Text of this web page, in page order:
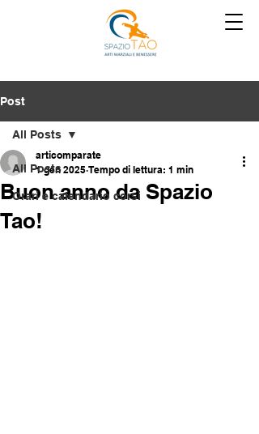
Post
All Posts
Orari e calendario corsi
All Posts
Buon anno da Spazio
Tao!
articomparate
1 gen 2025 Tempo di lettura: 1 min